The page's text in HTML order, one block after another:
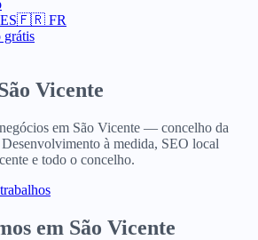
ES🇫🇷 FR
grátis
Vicente
em São Vicente — concelho da
à medida, SEO local
e todo o concelho.
em São Vicente